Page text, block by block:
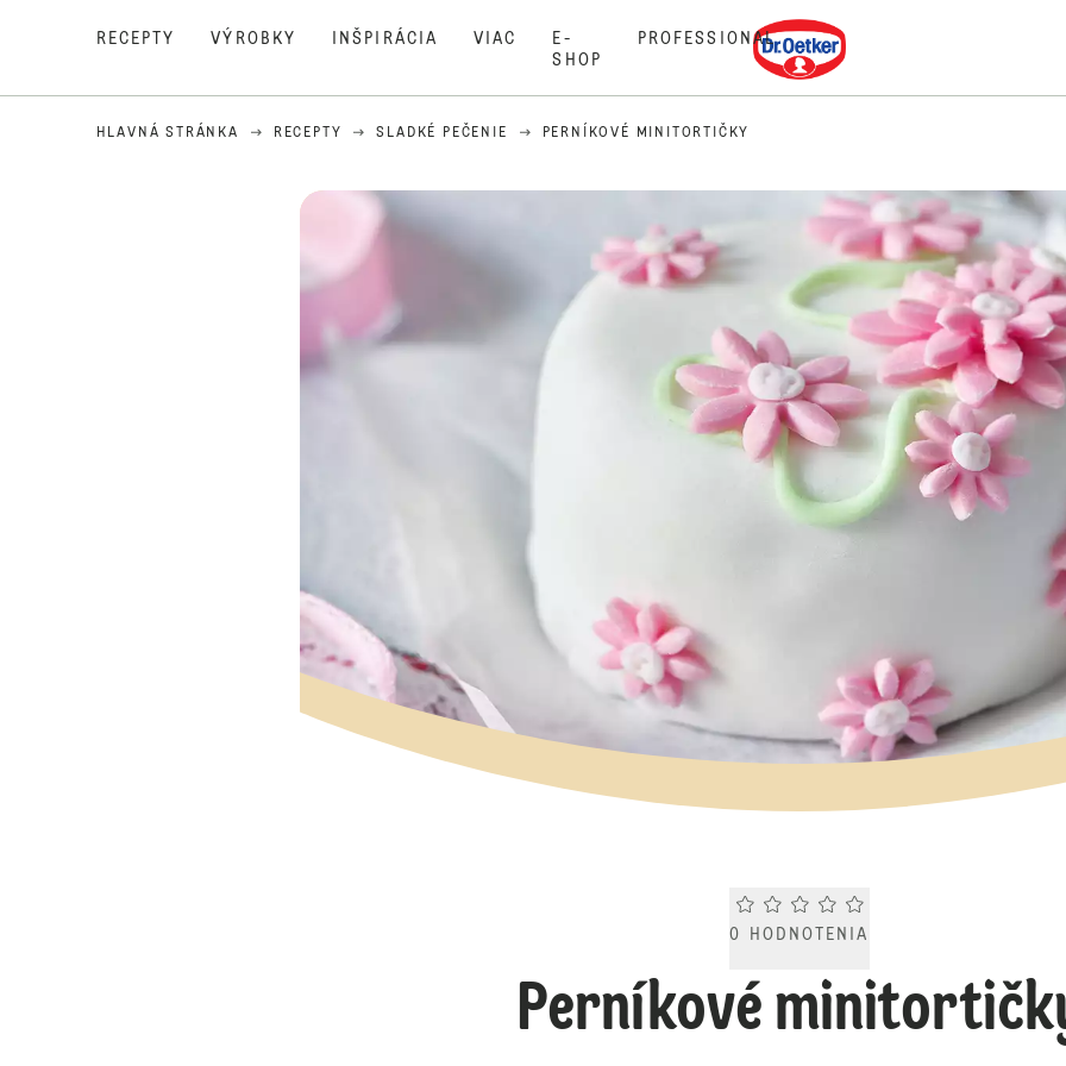
RECEPTY VÝROBKY INŠPIRÁCIA VIAC
E-
SHOP
PROFESSIONAL Dr. Oetker
HLAVNÁ STRÁNKA RECEPTY SLADKÉ PEČENIE PERNÍKOVÉ MINITORTIČKY
Current rating 0.0. Click to rate.
0 HODNOTENIA
Perníkové